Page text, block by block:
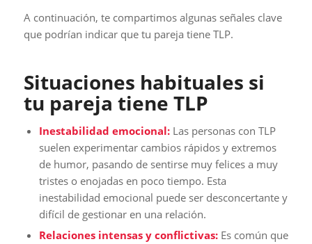
A continuación, te compartimos algunas señales clave
que podrían indicar que tu pareja tiene TLP.
Situaciones habituales si
tu pareja tiene TLP
Inestabilidad emocional: Las personas con TLP
suelen experimentar cambios rápidos y extremos
de humor, pasando de sentirse muy felices a muy
tristes o enojadas en poco tiempo. Esta
inestabilidad emocional puede ser desconcertante y
difícil de gestionar en una relación.
Relaciones intensas y conflictivas: Es común que